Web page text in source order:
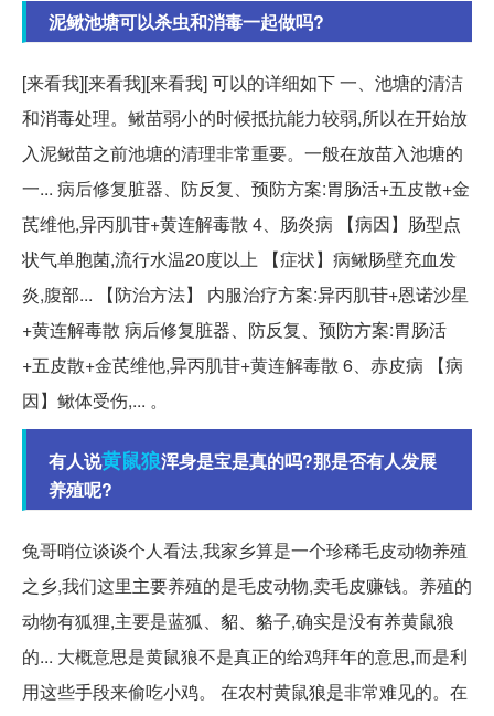
泥鳅池塘可以杀虫和消毒一起做吗?
[来看我][来看我][来看我] 可以的详细如下 一、池塘的清洁
和消毒处理。鳅苗弱小的时候抵抗能力较弱,所以在开始放
入泥鳅苗之前池塘的清理非常重要。一般在放苗入池塘的
一... 病后修复脏器、防反复、预防方案:胃肠活+五皮散+金
芪维他,异丙肌苷+黄连解毒散 4、肠炎病 【病因】肠型点
状气单胞菌,流行水温20度以上 【症状】病鳅肠壁充血发
炎,腹部... 【防治方法】 内服治疗方案:异丙肌苷+恩诺沙星
+黄连解毒散 病后修复脏器、防反复、预防方案:胃肠活
+五皮散+金芪维他,异丙肌苷+黄连解毒散 6、赤皮病 【病
因】鳅体受伤,... 。
有人说黄鼠狼浑身是宝是真的吗?那是否有人发展
养殖呢?
兔哥哨位谈谈个人看法,我家乡算是一个珍稀毛皮动物养殖
之乡,我们这里主要养殖的是毛皮动物,卖毛皮赚钱。养殖的
动物有狐狸,主要是蓝狐、貂、貉子,确实是没有养黄鼠狼
的... 大概意思是黄鼠狼不是真正的给鸡拜年的意思,而是利
用这些手段来偷吃小鸡。 在农村黄鼠狼是非常难见的。在